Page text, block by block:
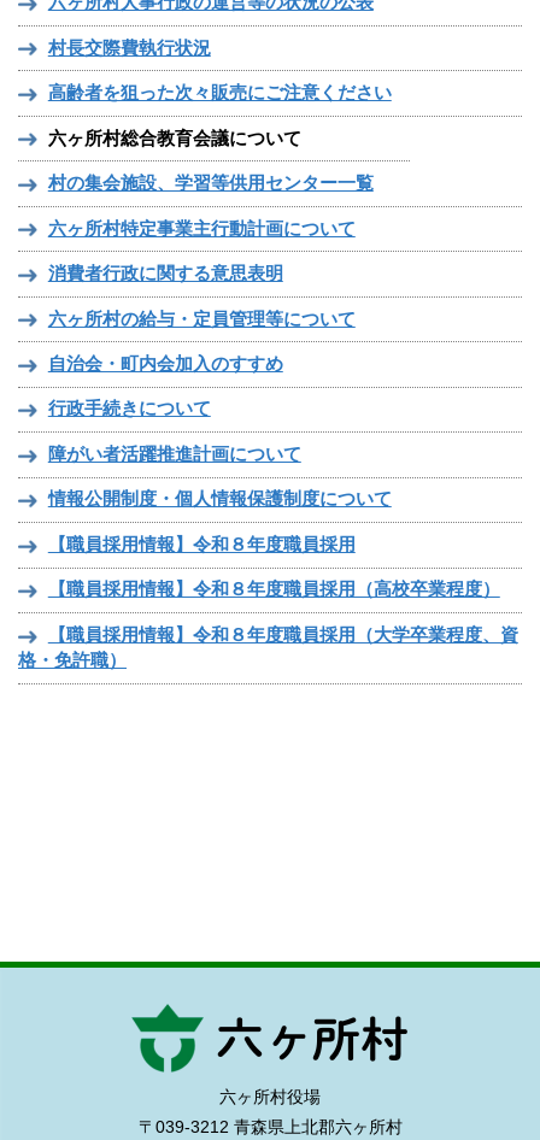
村長交際費執行状況
高齢者を狙った次々販売にご注意ください
六ヶ所村総合教育会議について
村の集会施設、学習等供用センター一覧
六ヶ所村特定事業主行動計画について
消費者行政に関する意思表明
六ヶ所村の給与・定員管理等について
自治会・町内会加入のすすめ
行政手続きについて
障がい者活躍推進計画について
情報公開制度・個人情報保護制度について
【職員採用情報】令和８年度職員採用
【職員採用情報】令和８年度職員採用（高校卒業程度）
【職員採用情報】令和８年度職員採用（大学卒業程度、資
格・免許職）
六ヶ所村役場
〒039-3212 青森県上北郡六ヶ所村